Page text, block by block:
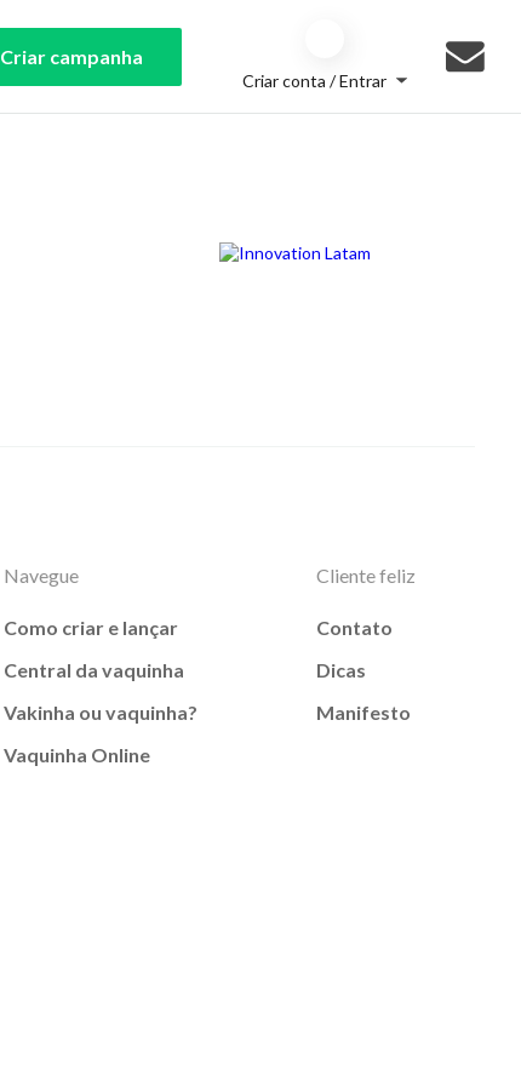
Criar campanha
Criar conta / Entrar
Navegue
Como criar e lançar
Central da vaquinha
Vakinha ou vaquinha?
Vaquinha Online
Cliente feliz
Contato
Dicas
Manifesto